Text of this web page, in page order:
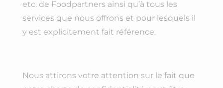
etc. de Foodpartners ainsi qu’à tous les
services que nous offrons et pour lesquels il
y est explicitement fait référence.
Nous attirons votre attention sur le fait que